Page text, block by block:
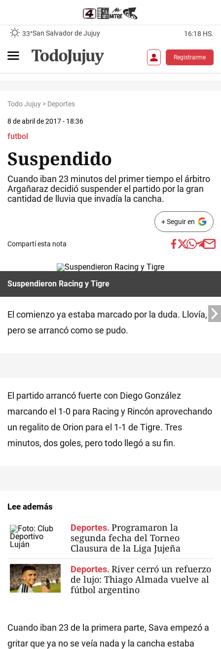
33°San Salvador de Jujuy 16:18 HS.
Registrarme
Todo Jujuy > Deportes
8 de abril de 2017 - 18:36
futbol
Suspendido
Cuando iban 23 minutos del primer tiempo el árbitro
Argañaraz decidió suspender el partido por la gran
cantidad de lluvia que invadía la cancha.
+ Seguir en
Compartí esta nota
Suspendieron Racing y Tigre
El comienzo ya estaba marcado por la duda. Llovía,
pero se arrancó como se pudo.
El partido arrancó fuerte con Diego González
marcando el 1-0 para Racing y Rincón aprovechando
un regalito de Orion para el 1-1 de Tigre. Tres
minutos, dos goles, pero todo llegó a su fin.
Lee además
Deportes. Programaron la
segunda fecha del Torneo
Clausura de la Liga Jujeña
Deportes. River cerró un refuerzo
de lujo: Thiago Almada vuelve al
fútbol argentino
Cuando iban 23 de la primera parte, Sava empezó a
gritar que ya no se veía nada y la cancha estaba